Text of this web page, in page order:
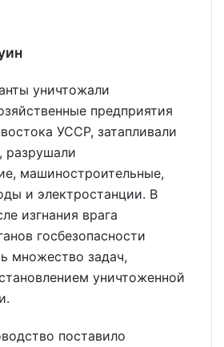
уничтожали
предприятия
УССР, затапливали
разрушали
машиностроительные,
и электростанции. В
изгнания врага
госбезопасности
множество задач,
уничтоженной
поставило